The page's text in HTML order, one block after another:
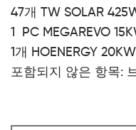
47개 TW SOLAR
1 PC MEGAREVO
1개 HOENERGY
포함되지 않은 항목: